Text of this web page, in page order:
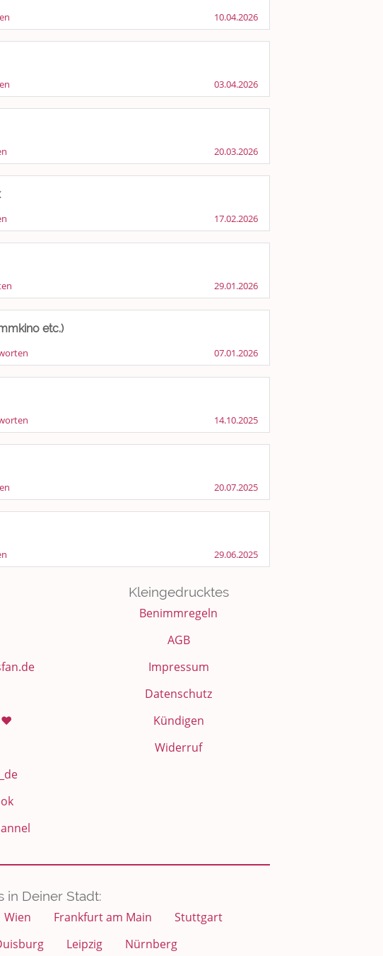
10.04.2026
03.04.2026
20.03.2026
17.02.2026
29.01.2026
etc.)
07.01.2026
14.10.2025
20.07.2025
29.06.2025
❤️
Kleingedrucktes
Benimmregeln
AGB
Impressum
Datenschutz
Kündigen
Widerruf
in Deiner Stadt:
Wien Frankfurt am Main
Stuttgart
Leipzig Nürnberg